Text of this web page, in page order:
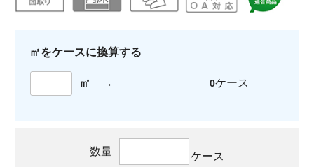
㎡をケースに換算する
㎡ → 0ケース
数量 ケース